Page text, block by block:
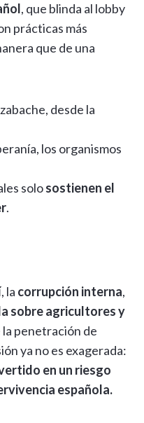
, que blinda al lobby
prácticas más
que de una
desde la
los organismos
solosostienen el
.
, la corrupción interna,
sobre agricultores y
penetración de
ya no es exagerada:
en un riesgo
española.